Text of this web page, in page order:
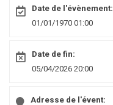
Date de l'évènement:
01/01/1970 01:00
Date de fin:
05/04/2026 20:00
Adresse de l'évent: